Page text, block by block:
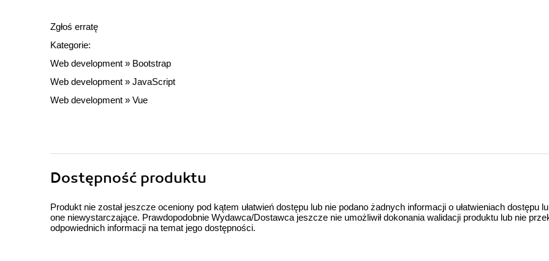
Zgłoś erratę
Kategorie:
Web development » Bootstrap
Web development » JavaScript
Web development » Vue
Dostępność produktu
Produkt nie został jeszcze oceniony pod kątem ułatwień dostępu lub nie podano żadnych informacji o ułatwieniach dostępu
one niewystarczające. Prawdopodobnie Wydawca/Dostawca jeszcze nie umożliwił dokonania walidacji produktu lub nie
odpowiednich informacji na temat jego dostępności.